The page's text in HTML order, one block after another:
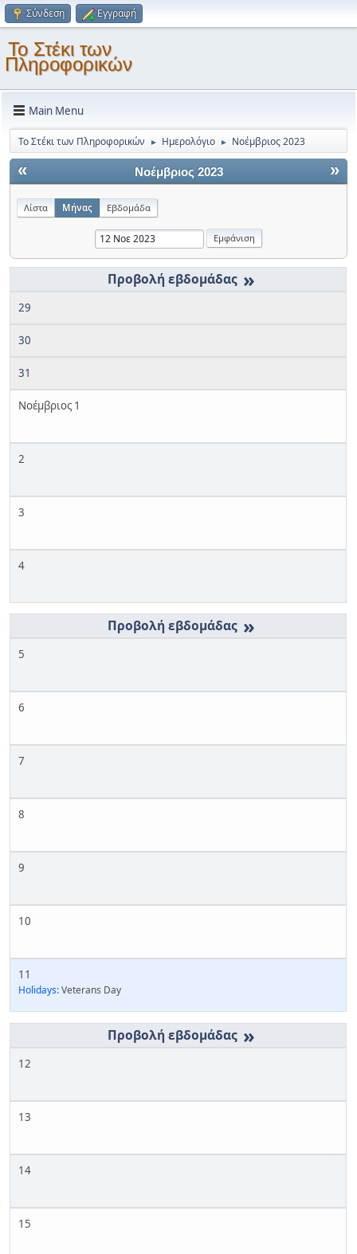
Σύνδεση Εγγραφή
Το Στέκι των
Πληροφορικών
Main Menu
Το Στέκι των Πληροφορικών ► Ημερολόγιο ► Νοέμβριος 2023
« »
Νοέμβριος 2023
Λίστα Μήνας Εβδομάδα
»
29
30
31
Νοέμβριος 1
2
3
4
»
5
6
7
8
9
10
11
Holidays:Veterans Day
»
12
13
14
15